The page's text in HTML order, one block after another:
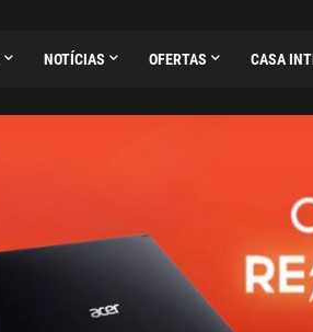
NOTÍCIAS OFERTAS CASA